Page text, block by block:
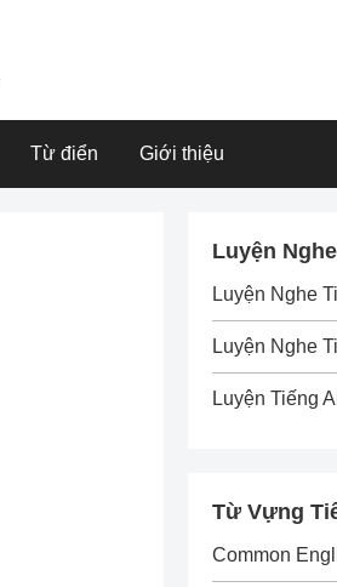
Từ điển Giới thiệu
Luyện
Luyện Nghe
Luyện Nghe
Luyện Tiếng
Từ Vựng
Common